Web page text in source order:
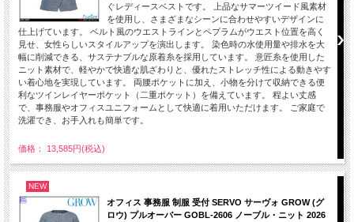
ぐレディースベストです。 上品なサマーツイード風素材
を使用し、さまざまなシーンに合わせやすいデザインに
仕上げています。 ベルト風のウエストラインとペプラムがウエスト位置を高く
見せ、女性らしいスタイルアップを演出します。 染色時の水使用量や排水を大
幅に削減できる、サステナブルな原着糸を採用しています。 意匠糸を使用した
ニット素材で、軽やかで快適な肌ざわりと、優れたストレッチ性による動きやす
い着心地を実現しています。 両腰ポケットに加え、小物を分けて収納できる便
利なツインレイヤーポケット（二重ポケット）を備えています。 程よい丈感
で、事務服やオフィスユニフォームとして快適に着用いただけます。 ご家庭で
洗濯でき、お手入れも簡単です。
価格： 13,585円(税込)
NEW
オフィス 事務服 制服 受付 SERVO サーヴォ GROW (グ
ロウ) プルオーバー GOBL-2606 ノーブル・ニット 2026